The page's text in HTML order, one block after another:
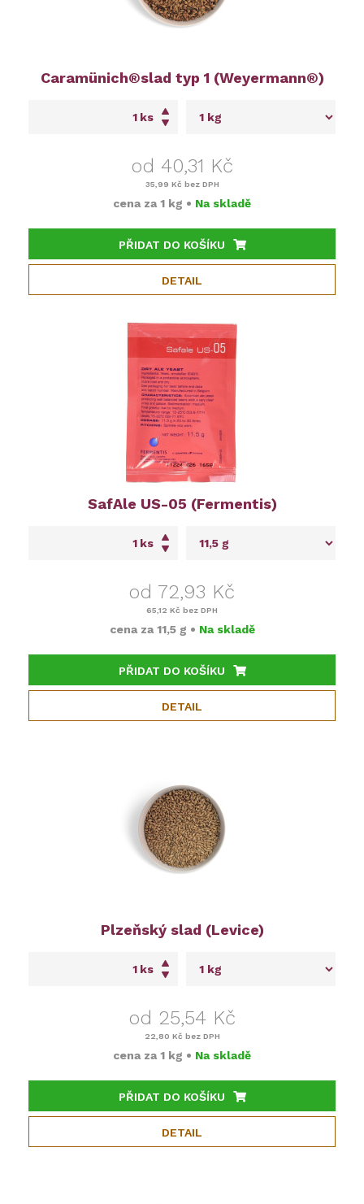
Caramünich®slad typ 1 (Weyermann®)
ks
od 40,31 Kč
35,99 Kč bez DPH
cena za 1 kg • Na skladě
PŘIDAT DO KOŠÍKU
DETAIL
SafAle US-05 (Fermentis)
ks
od 72,93 Kč
65,12 Kč bez DPH
cena za 11,5 g • Na skladě
PŘIDAT DO KOŠÍKU
DETAIL
Plzeňský slad (Levice)
ks
od 25,54 Kč
22,80 Kč bez DPH
cena za 1 kg • Na skladě
PŘIDAT DO KOŠÍKU
DETAIL